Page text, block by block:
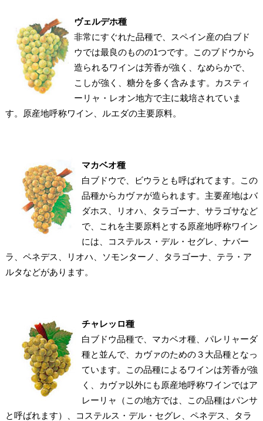
ヴェルデホ種
非常にすぐれた品種で、スペイン産の白ブド
ウでは最良のものの1つです。このブドウから
造られるワインは芳香が強く、なめらかで、
こしが強く、糖分を多く含みます。カスティ
ーリャ・レオン地方で主に栽培されていま
す。原産地呼称ワイン、ルエダの主要原料。
マカベオ種
白ブドウで、ビウラとも呼ばれてます。この
品種からカヴァが造られます。主要産地はバ
ダホス、リオハ、タラゴーナ、サラゴサなど
で、これを主要原料とする原産地呼称ワイン
には、コステルス・デル・セグレ、ナバー
ラ、ペネデス、リオハ、ソモンターノ、タラゴーナ、テラ・ア
ルタなどがあります。
チャレッロ種
白ブドウ品種で、マカベオ種、パレリャーダ
種と並んで、カヴァのための３大品種となっ
ています。この品種によるワインは芳香が強
く、カヴァ以外にも原産地呼称ワインではア
レーリャ（この地方では、この品種はパンサ
と呼ばれます）、コステルス・デル・セグレ、ペネデス、タラ